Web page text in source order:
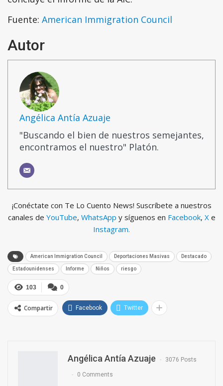
Fuente: American Immigration Council
Autor
Angélica Antía Azuaje
"Buscando el bien de nuestros semejantes,
encontramos el nuestro" Platón.
¡Conéctate con Te Lo Cuento News! Suscríbete a nuestros
canales de YouTube, WhatsApp y síguenos en Facebook, X e
Instagram.
American Immigration Council Deportaciones Masivas Destacado
Estadounidenses Informe Niños riesgo
0
103
Compartir Facebook Twitter
Angélica Antía Azuaje 3076 Posts
0 Comments